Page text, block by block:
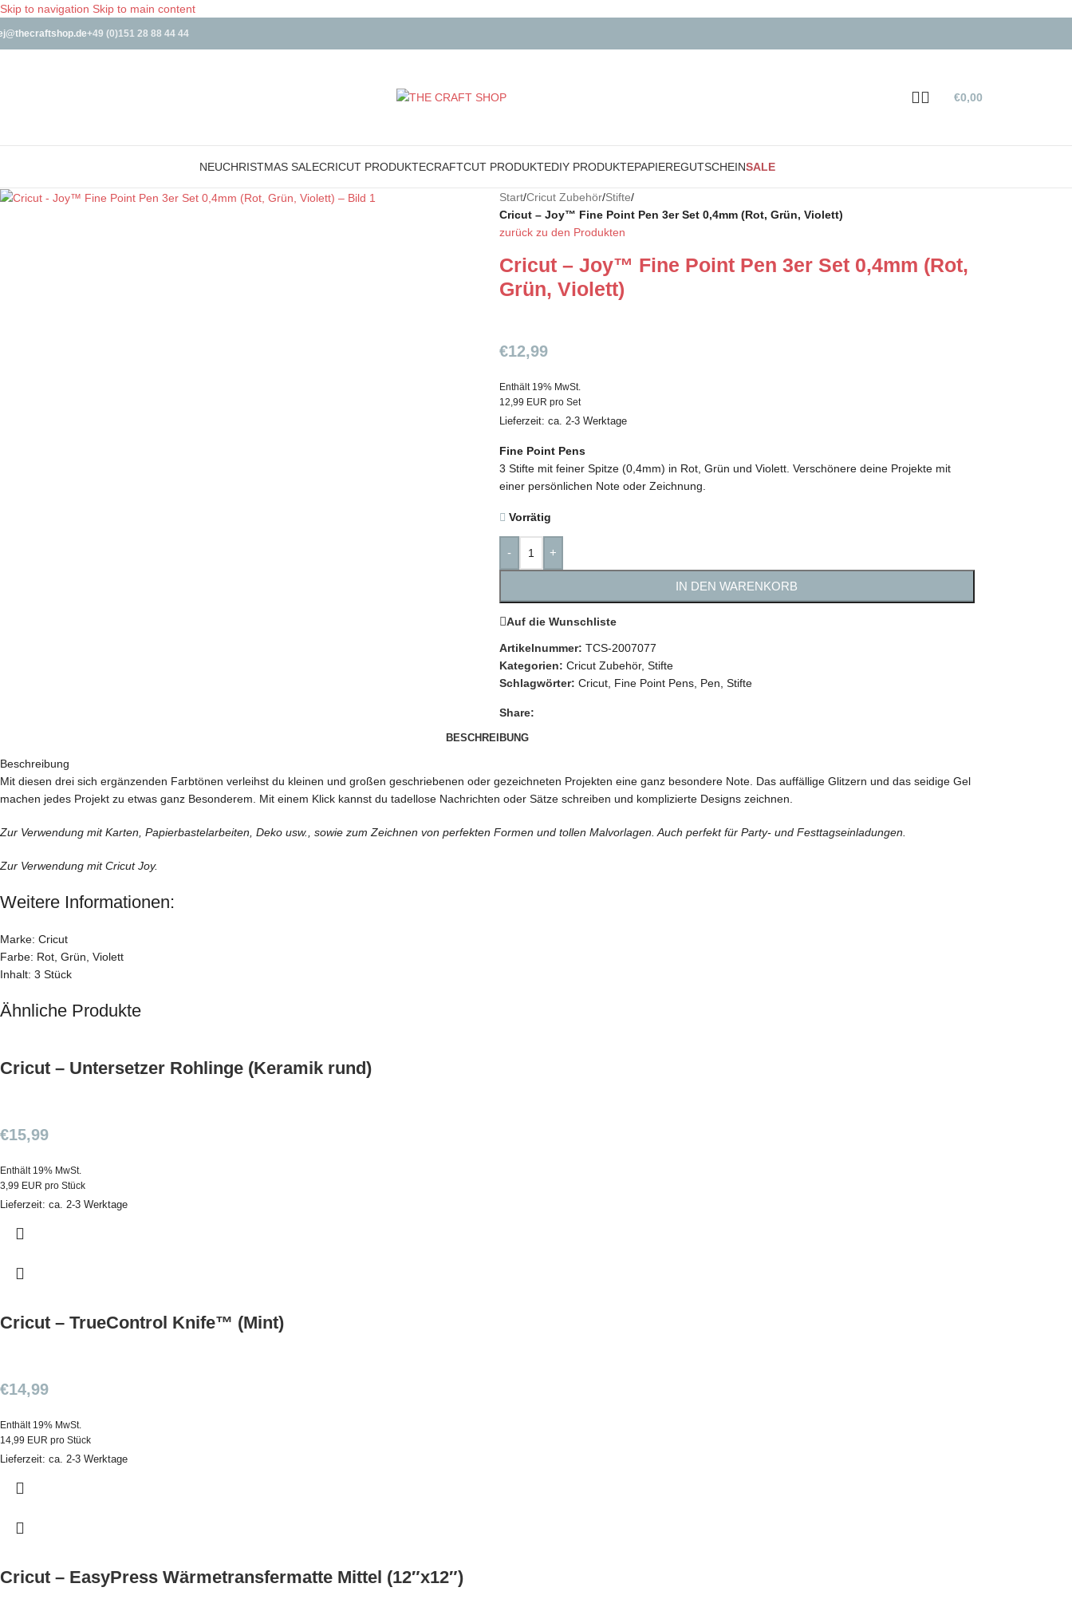
Skip to navigation Skip to main content
+49 (0)151 28 88 44 44
€0,00
NEUCHRISTMAS SALECRICUT PRODUKTECRAFTCUT PRODUKTEDIY PRODUKTEPAPIEREGUTSCHEINSALE
Start/Cricut Zubehör/Stifte/
Cricut – Joy™ Fine Point Pen 3er Set 0,4mm (Rot, Grün, Violett)
zurück zu den Produkten
Cricut – Joy™ Fine Point Pen 3er Set 0,4mm (Rot,
Grün, Violett)
€12,99
Enthält 19% MwSt.
12,99 EUR pro Set
Lieferzeit: ca. 2-3 Werktage
Fine Point Pens
3 Stifte mit feiner Spitze (0,4mm) in Rot, Grün und Violett. Verschönere deine Projekte mit
einer persönlichen Note oder Zeichnung.
Vorrätig
- +
IN DEN WARENKORB
Auf die Wunschliste
Artikelnummer: TCS-2007077
Kategorien: Cricut Zubehör, Stifte
Schlagwörter: Cricut, Fine Point Pens, Pen Stifte
Share:
BESCHREIBUNG
Beschreibung
Mit diesen drei sich ergänzenden Farbtönen verleihst du kleinen und großen geschriebenen oder gezeichneten Projekten eine ganz besondere Note. Das auffällige Glitzern und das seidige Gel
machen jedes Projekt zu etwas ganz Besonderem. Mit einem Klick kannst du tadellose Nachrichten oder Sätze schreiben und komplizierte Designs zeichnen.
Zur Verwendung mit Karten, Papierbastelarbeiten, Deko usw., sowie zum Zeichnen von perfekten Formen und tollen Malvorlagen. Auch perfekt für Party- und Festtagseinladungen.
Zur Verwendung mit Cricut Joy.
Weitere Informationen:
Marke: Cricut
Farbe: Rot, Grün, Violett
Inhalt: 3 Stück
Ähnliche Produkte
Cricut – Untersetzer Rohlinge (Keramik rund)
€15,99
Enthält 19% MwSt.
3,99 EUR pro Stück
Lieferzeit: ca. 2-3 Werktage
Cricut – TrueControl Knife™ (Mint)
€14,99
Enthält 19% MwSt.
14,99 EUR pro Stück
Lieferzeit: ca. 2-3 Werktage
Cricut – EasyPress Wärmetransfermatte Mittel (12″x12″)